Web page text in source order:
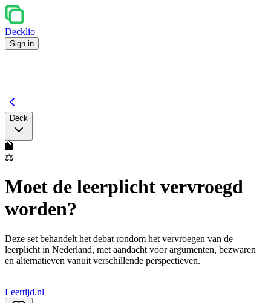
Decklio
Sign in
Deck
🏫
⚖️
Moet de leerplicht vervroegd
worden?
Deze set behandelt het debat rondom het vervroegen van de
leerplicht in Nederland, met aandacht voor argumenten, bezwaren
en alternatieven vanuit verschillende perspectieven.
Leertijd.nl